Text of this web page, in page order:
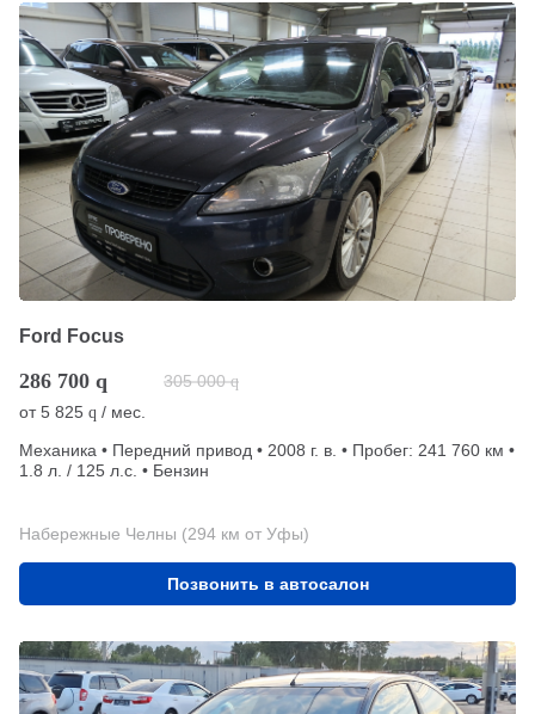
Ford Focus
286 700 q 305 000 q
от5 825 q / мес.
Механика • Передний привод • 2008 г. в. • Пробег: 241 760 км •
1.8 л. / 125 л.с. • Бензин
Набережные Челны (294 км от Уфы)
Позвонить в автосалон